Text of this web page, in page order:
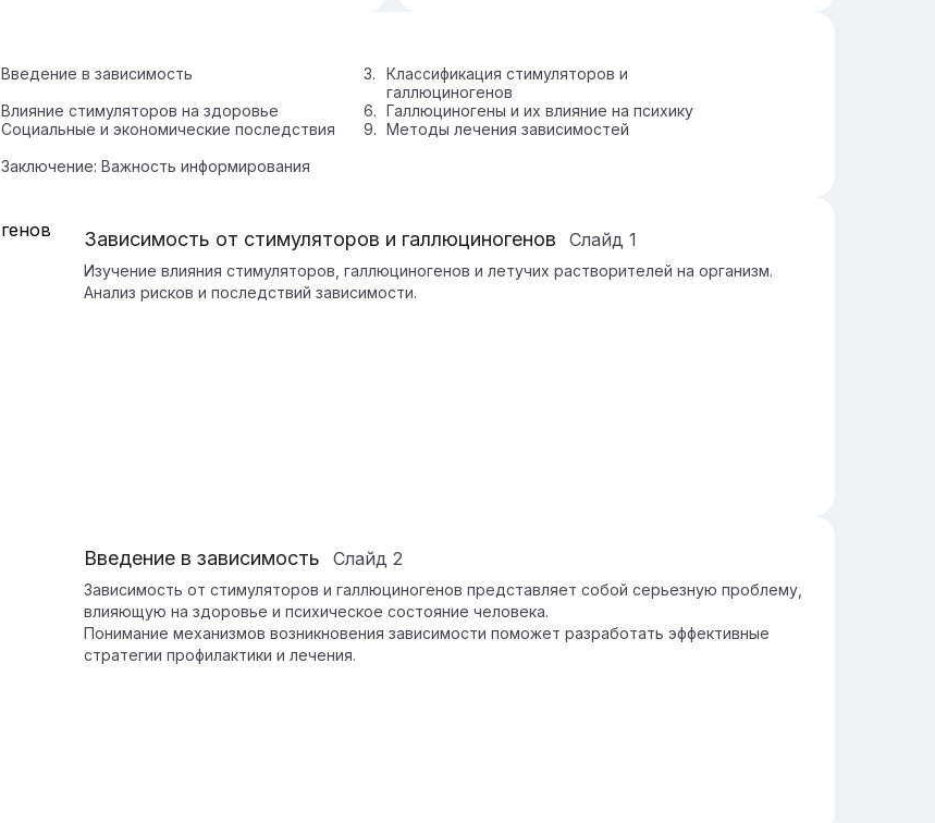
Введение в зависимость
Классификация стимуляторов и
галлюциногенов
Влияние стимуляторов на здоровье
Галлюциногены и их влияние на психику
Социальные и экономические последствия
Методы лечения зависимостей
Заключение: Важность информирования
Зависимость от стимуляторов и галлюциногенов Слайд 1
Изучение влияния стимуляторов, галлюциногенов и летучих растворителей на организм.
Анализ рисков и последствий зависимости.
Введение в зависимость Слайд 2
Зависимость от стимуляторов и галлюциногенов представляет собой серьезную проблему,
влияющую на здоровье и психическое состояние человека.
Понимание механизмов возникновения зависимости поможет разработать эффективные
стратегии профилактики и лечения.